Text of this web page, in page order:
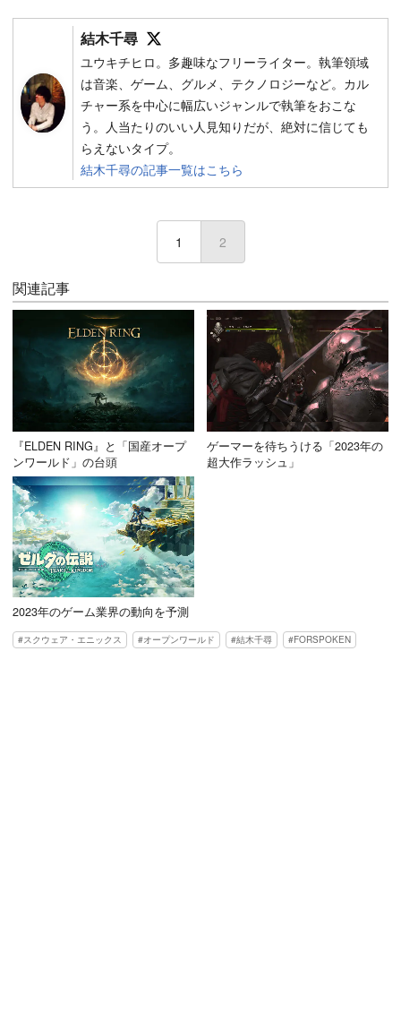
結木千尋
ユウキチヒロ。多趣味なフリーライター。執筆領域
は音楽、ゲーム、グルメ、テクノロジーなど。カル
チャー系を中心に幅広いジャンルで執筆をおこな
う。人当たりのいい人見知りだが、絶対に信じても
らえないタイプ。
結木千尋の記事一覧はこちら
1 2
関連記事
『ELDEN RING』と「国産オープ
ンワールド」の台頭
ゲーマーを待ちうける「2023年の
超大作ラッシュ」
2023年のゲーム業界の動向を予測
スクウェア・エニックス オープンワールド 結木千尋 FORSPOKEN